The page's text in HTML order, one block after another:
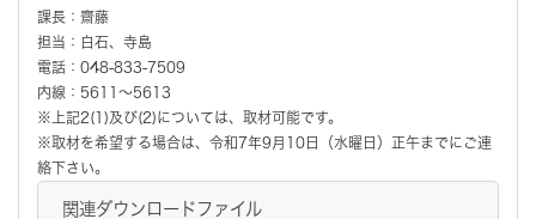
課長：齋藤
担当：白石、寺島
電話：048-833-7509
内線：5611～5613
※上記2(1)及び(2)については、取材可能です。
※取材を希望する場合は、令和7年9月10日（水曜日）正午までにご連
絡下さい。
関連ダウンロードファイル